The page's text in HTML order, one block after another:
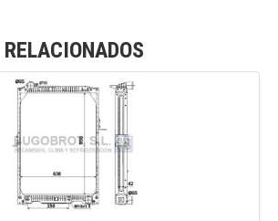
RELACIONADOS